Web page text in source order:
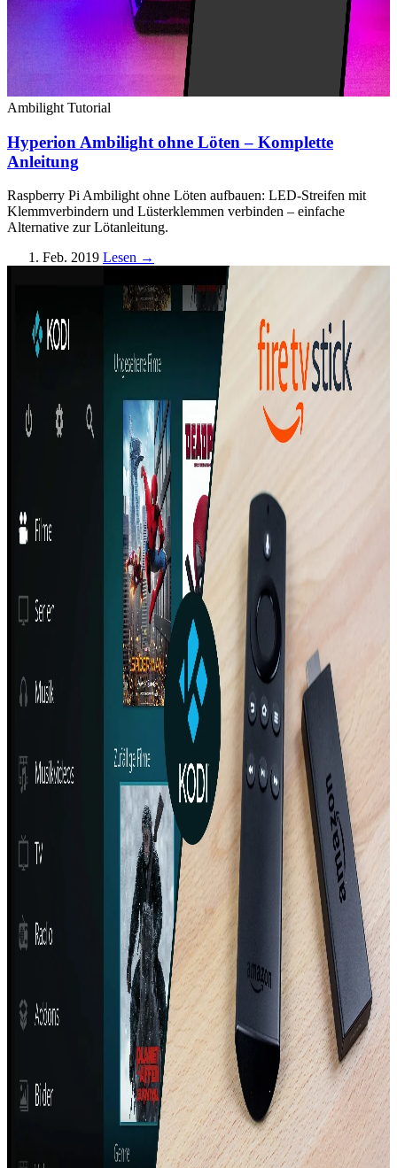
Ambilight Tutorial
Hyperion Ambilight ohne Löten – Komplette
Anleitung
Raspberry Pi Ambilight ohne Löten aufbauen: LED-Streifen mit
Klemmverbindern und Lüsterklemmen verbinden – einfache
Alternative zur Lötanleitung.
1. Feb. 2019 Lesen →